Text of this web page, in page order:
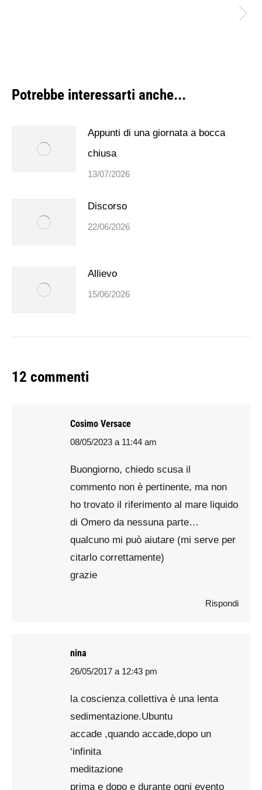
Potrebbe interessarti anche...
Appunti di una giornata a bocca
chiusa
13/07/2026
Discorso
22/06/2026
Allievo
15/06/2026
12 commenti
Cosimo Versace
says:
08/05/2023 a 11:44 am
Buongiorno, chiedo scusa il
commento non è pertinente, ma non
ho trovato il riferimento al mare liquido
di Omero da nessuna parte…
qualcuno mi può aiutare (mi serve per
citarlo correttamente)
grazie
Rispondi
nina
says:
26/05/2017 a 12:43 pm
la coscienza collettiva è una lenta
sedimentazione.Ubuntu
accade ,quando accade,dopo un
‘infinita
meditazione
prima e dopo e durante ogni evento